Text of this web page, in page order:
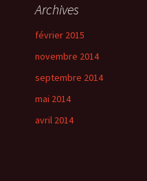
Archives
février 2015
novembre 2014
septembre 2014
mai 2014
avril 2014